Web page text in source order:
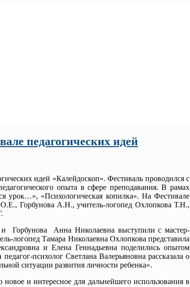
педагогических идей
идей «Калейдоскоп». Фестиваль проводился с
опыта в сфере преподавания. В рамах
урок…», «Психологическая копилка». На Фестивале
Горбунова А.Н., учитель-логопед Охлопкова Т.Н.,
Горбунова Анна Николаевна выступили с мастер-
логопед Тамара Николаевна Охлопкова представила
и Елена Геннадьевна поделились опытом
психолог Светлана Валерьяновна рассказала о
ситуации развития личности ребенка».
и интересное для дальнейшего использования в